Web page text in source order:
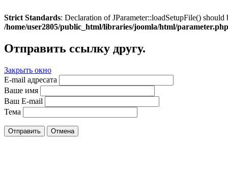
Strict Standards: Declaration of JParameter::loadSetupFile()
/home/user2805/public_html/libraries/joomla/html/parameter.php
Отправить ссылку другу.
Закрыть окно
E-mail адресата
Ваше имя
Ваш E-mail
Тема
Отправить Отмена